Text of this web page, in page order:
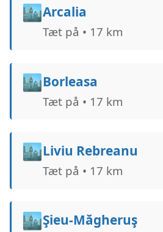
🏙️Arcalia
Tæt på • 17 km
🏙️Borleasa
Tæt på • 17 km
🏙️Liviu Rebreanu
Tæt på • 17 km
🏙️Şieu-Măgheruş